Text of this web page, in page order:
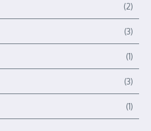
(2)
(3)
(1)
(3)
(1)